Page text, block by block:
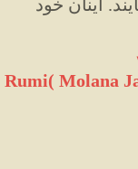
Rumi( Molana